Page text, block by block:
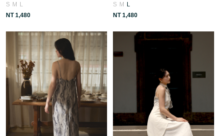
S M L
NT 1,480
S M L
NT 1,480